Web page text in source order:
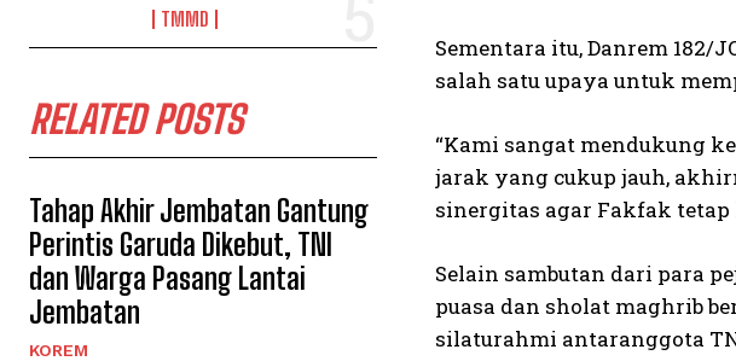
TMMD
RELATED POSTS
Tahap Akhir Jembatan Gantung
Perintis Garuda Dikebut, TNI
dan Warga Pasang Lantai
Jembatan
KOREM
Sementara itu, Danrem
salah satu upaya untuk
“Kami sangat mendukung
jarak yang cukup jauh,
sinergitas agar Fakfak tetap
Selain sambutan dari para
puasa dan sholat maghrib
silaturahmi antaranggota